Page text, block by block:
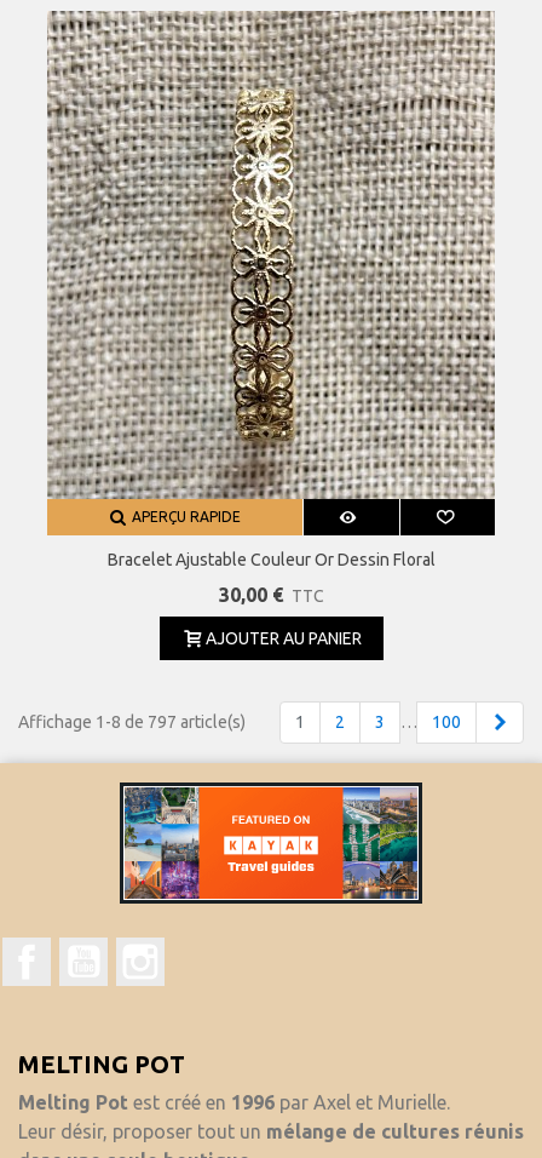
APERÇU RAPIDE
Bracelet Ajustable Couleur Or Dessin Floral
30,00 € TTC
AJOUTER AU PANIER
Affichage 1-8 de 797 article(s) 1 2 3 … 100
MELTING POT
Melting Pot est créé en 1996 par Axel et Murielle.
Leur désir, proposer tout un mélange de cultures réunis